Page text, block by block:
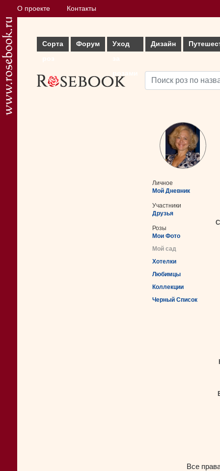
О проекте Контакты
Сорта
Форум
Уход
Дизайн
Личное
Мой Дневник
Участники
Друзья
Розы
Мои Фото
Мой сад
Хотелки
Любимцы
Коллекции
Черный Список
Все